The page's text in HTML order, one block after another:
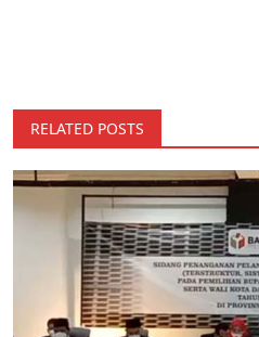
RELATED POSTS